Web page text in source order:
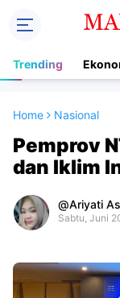
Trending
Home Nasional
Pemprov
dan Iklim
Ariyati
Sabtu, Juni